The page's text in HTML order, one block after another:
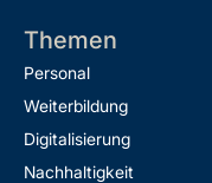
Themen
Personal
Weiterbildung
Digitalisierung
Nachhaltigkeit